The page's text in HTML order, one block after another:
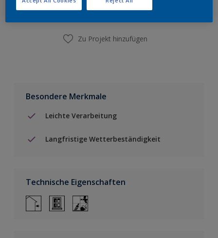
Einen Händler finden
Zu Projekt hinzufügen
Besondere Merkmale
Leichte Verarbeitung
Langfristige Wetterbeständigkeit
Technische Eigenschaften